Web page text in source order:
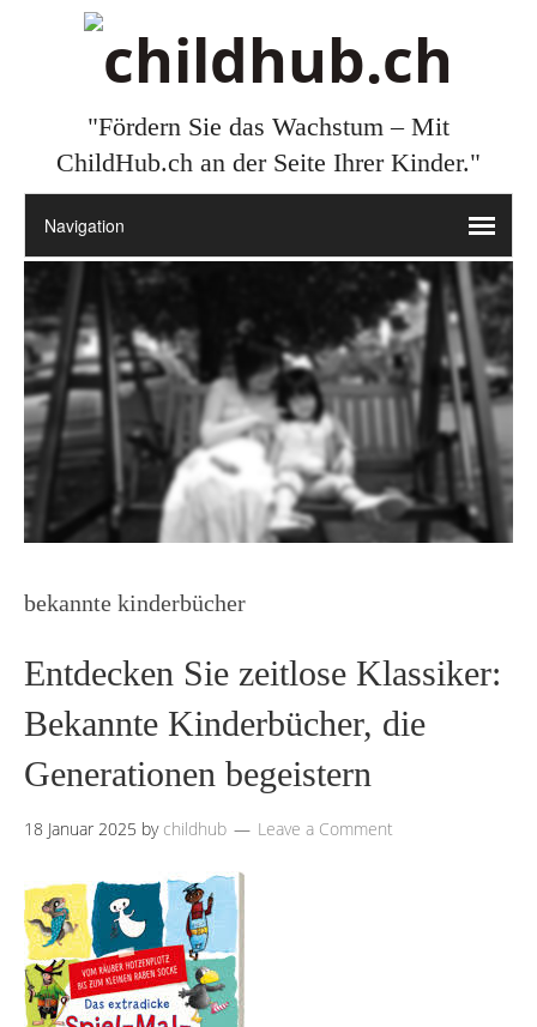
"Fördern Sie das Wachstum – Mit
ChildHub.ch an der Seite Ihrer Kinder."
bekannte kinderbücher
Entdecken Sie zeitlose Klassiker:
Bekannte Kinderbücher, die
Generationen begeistern
18 Januar 2025 by childhub Leave a Comment